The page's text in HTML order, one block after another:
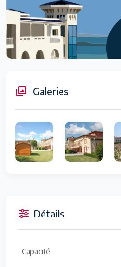
Galeries
Détails
Capacité